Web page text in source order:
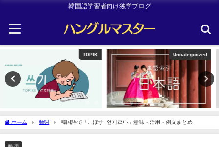
韓国語学習者向け独学ブログ
Uncategorized Uncategorized
ホーム 動詞 韓国語で「こぼす=엎지르다」意味・活用・例文まとめ